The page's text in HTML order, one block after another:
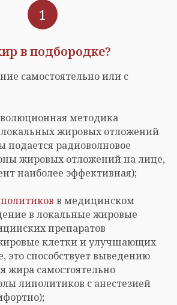
1
в подбородке?
самостоятельно или с
методика
локальных жировых отложений
радиоволновое
жировых отложений на лице,
наиболее эффективная);
в медицинском
в локальные жировые
препаратов
клетки и улучшающих
это способствует выведению
жира самостоятельно
липолитиков с анестезией